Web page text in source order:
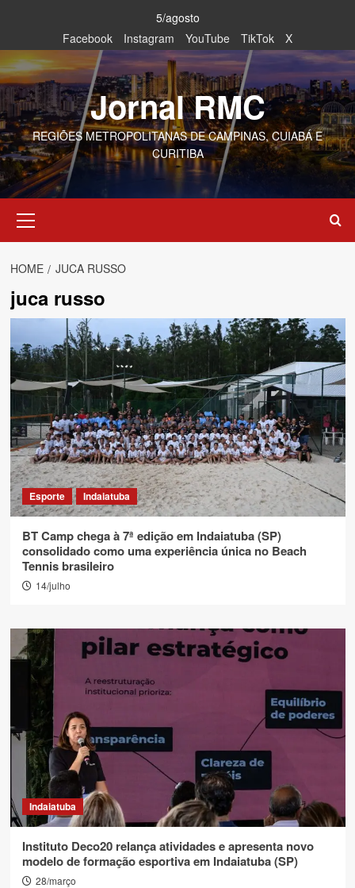
content
5/agosto
Facebook
Instagram YouTube TikTok X
Jornal RMC
REGIÕES METROPOLITANAS DE CAMPINAS, CUIABÁ E
CURITIBA
Menu
HOME JUCA RUSSO
juca russo
Esporte Indaiatuba
BT Camp chega à 7ª edição em Indaiatuba (SP)
consolidado como uma experiência única no Beach
Tennis brasileiro
14/julho
Indaiatuba
Instituto Deco20 relança atividades e apresenta novo
modelo de formação esportiva em Indaiatuba (SP)
28/março